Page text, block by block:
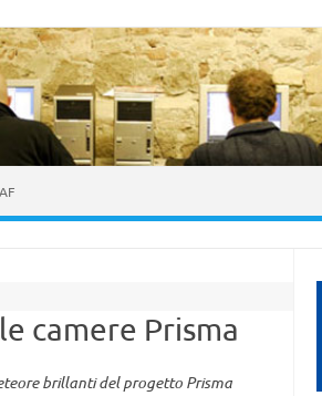
camere Prisma
brillanti del progetto Prisma